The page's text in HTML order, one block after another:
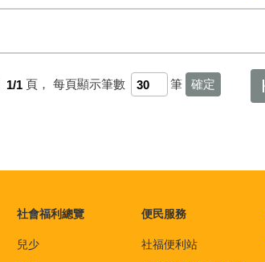
1/1 頁， 每頁顯示筆數 筆
社會福利總覽
兒少
便民服務
社福便利站